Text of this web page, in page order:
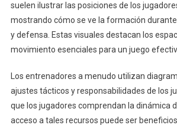
suelen ilustrar las posiciones de los
mostrando cómo se ve la formación
y defensa. Estas visuales destacan los
movimiento esenciales para un juego
Los entrenadores a menudo utilizan
ajustes tácticos y responsabilidades de los
que los jugadores comprendan la dinámica
acceso a tales recursos puede ser